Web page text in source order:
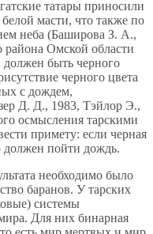
татары приносили
масти, что также по
неба (Баширова З. А.,
района Омской области
быть черного
черного цвета
с дождем,
Д. Д., 1983, Тэйлор Э.,
осмысления тарскими
примету: если черная
должен пойти дождь.
необходимо было
баранов. У тарских
системы
Для них бинарная